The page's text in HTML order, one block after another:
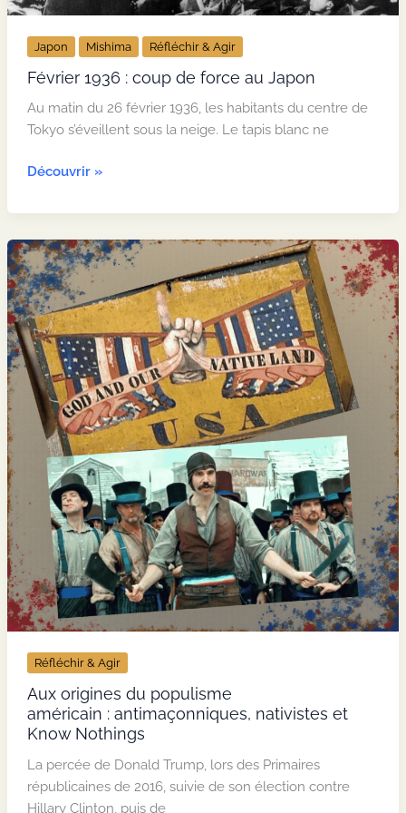
Bronze
Europe
Japon Mishima Réfléchir & Agir
Février 1936 : coup de force au Japon
Au matin du 26 février 1936, les habitants du centre de
Tokyo s’éveillent sous la neige. Le tapis blanc ne
Février
coup
force
au
Japon
Découvrir »
Réfléchir & Agir
Aux origines du populisme
américain : antimaçonniques, nativistes et
Know Nothings
La percée de Donald Trump, lors des Primaires
républicaines de 2016, suivie de son élection contre
Hillary Clinton, puis de